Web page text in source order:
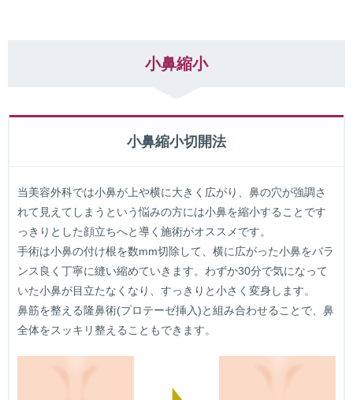
小鼻縮小
小鼻縮小切開法
当美容外科では小鼻が上や横に大きく広がり、鼻の穴が強調さ
れて見えてしまうという悩みの方には小鼻を縮小することです
っきりとした顔立ちへと導く施術がオススメです。
手術は小鼻の付け根を数mm切除して、横に広がった小鼻をバラ
ンス良く丁寧に縫い縮めていきます。わずか30分で気になって
いた小鼻が目立たなくなり、すっきりと小さく変身します。
鼻筋を整える隆鼻術(プロテーゼ挿入)と組み合わせることで、鼻
全体をスッキリ整えることもできます。